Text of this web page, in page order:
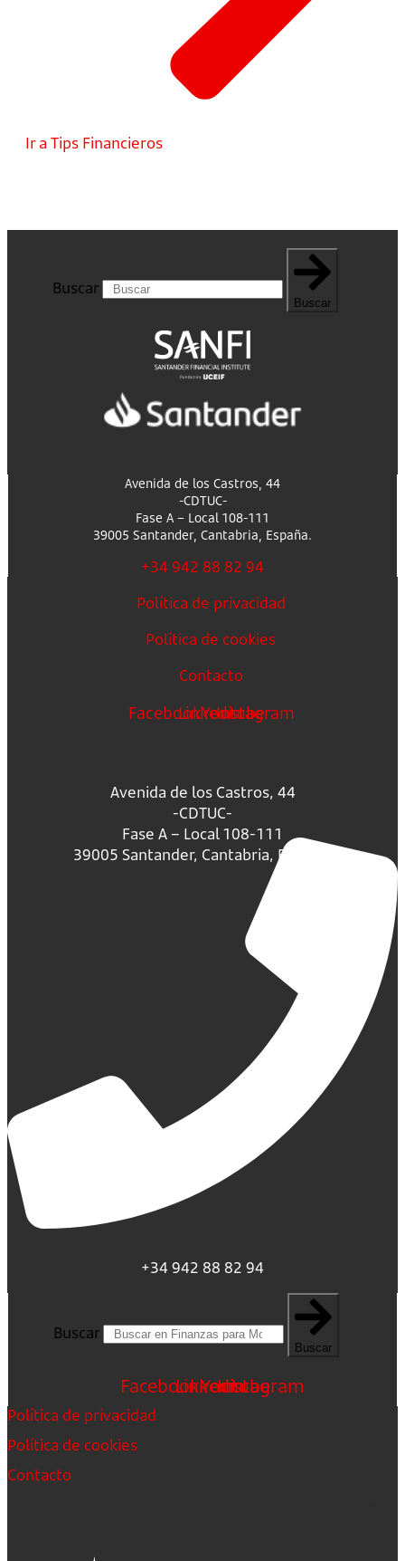
Ir a Tips Financieros
Buscar
Buscar
Avenida de los Castros, 44
-CDTUC-
Fase A – Local 108-111
39005 Santander, Cantabria, España.
+34 942 88 82 94
Política de privacidad
Política de cookies
Contacto
FacebookLinkedin
Youtube
Instagram
Avenida de los Castros, 44
-CDTUC-
Fase A – Local 108-111
39005 Santander, Cantabria, España.
+34 942 88 82 94
Buscar
Buscar
FacebookLinkedin
Youtube
Instagram
Política de privacidad
Política de cookies
Contacto